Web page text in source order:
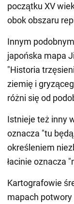
początku XV
obok obszaru
Innym
japońska mapa
"Historia
ziemię i
różni się od
Istnieje też inny
oznacza "tu
określeniem
łacinie oznacza
Kartografowie
mapach potwory